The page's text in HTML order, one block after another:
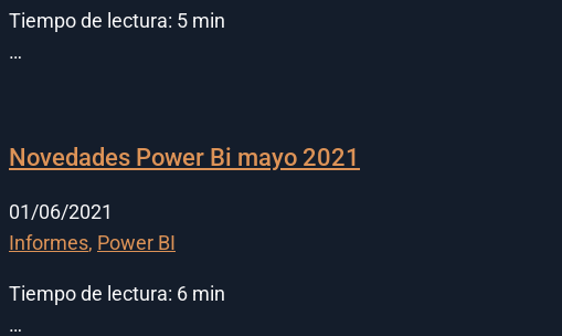
Tiempo de lectura: 5 min
…
Novedades Power Bi mayo 2021
01/06/2021
Informes, Power BI
Tiempo de lectura: 6 min
…